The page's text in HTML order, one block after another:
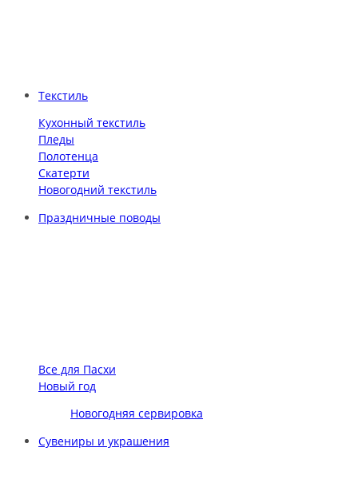
Текстиль
Кухонный текстиль
Пледы
Полотенца
Скатерти
Новогодний текстиль
Праздничные поводы
Все для Пасхи
Новый год
Новогодняя сервировка
Сувениры и украшения